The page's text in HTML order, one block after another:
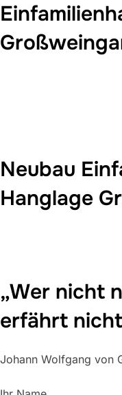
Neubau
Hanglage
„Wer nicht
erfährt
Johann Wolfgang von